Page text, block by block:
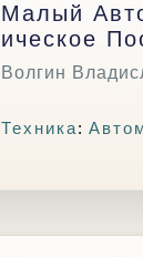
Малый
Ическое
Волгин
Техника: